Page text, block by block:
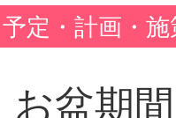
予定・計画・
盆期